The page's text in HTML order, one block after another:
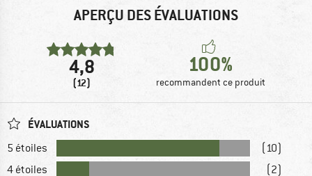
APERÇU DES ÉVALUATIONS
4,8
(12)
100%
recommandent ce produit
ÉVALUATIONS
5 étoiles
(10)
4 étoiles
(2)